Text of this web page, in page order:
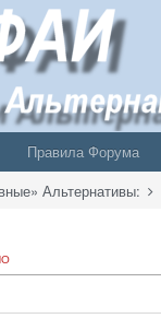
Правила Форума
Альтернативы: